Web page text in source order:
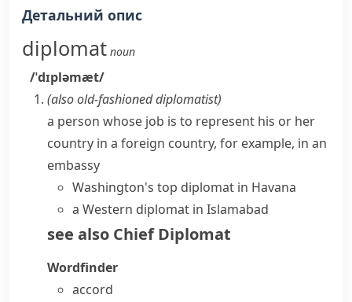
Детальний опис
diplomat noun
/ˈdɪpləmæt/
(alsoold-fashioneddiplomatist)
a person whose job is to represent his or her
country in a foreign country, for example, in an
embassy
Washington's top diplomat in Havana
a Western diplomat in Islamabad
see also Chief Diplomat
Wordfinder
accord